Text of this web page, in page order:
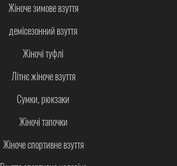
Жіноче зимове взуття
демісезонний взуття
Жіночі туфлі
Літнє жіноче взуття
Сумки, рюкзаки
Жіночі тапочки
Жіноче спортивне взуття